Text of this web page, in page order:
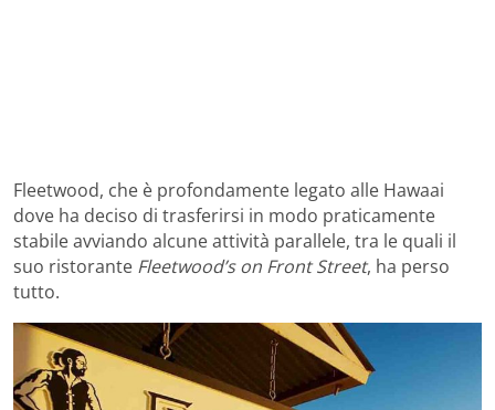
Fleetwood, che è profondamente legato alle Hawaai
dove ha deciso di trasferirsi in modo praticamente
stabile avviando alcune attività parallele, tra le quali il
suo ristorante Fleetwood’s on Front Street, ha perso
tutto.